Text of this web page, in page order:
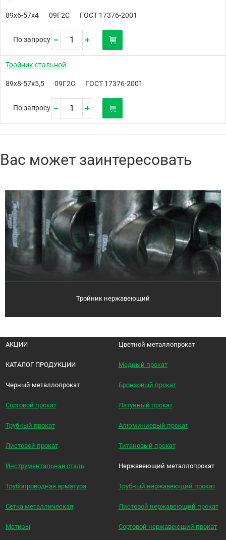
89х6-57х4 09Г2С ГОСТ 17376-2001
По запросу
Тройник стальной
89х8-57х5,5 09Г2С ГОСТ 17376-2001
По запросу
Вас может заинтересовать
Тройник нержавеющий
АКЦИИ
КАТАЛОГ ПРОДУКЦИИ
Черный металлопрокат
Сортовой прокат
Трубный прокат
Листовой прокат
Инструментальная сталь
Трубопроводная арматура
Сетка металлическая
Метизы
Цветной металлопрокат
Медный прокат
Бронзовый прокат
Латунный прокат
Алюминиевый прокат
Титановый прокат
Нержавеющий металлопрокат
Трубный нержавеющий прокат
Листовой нержавеющий прокат
Сортовой нержавеющий прокат